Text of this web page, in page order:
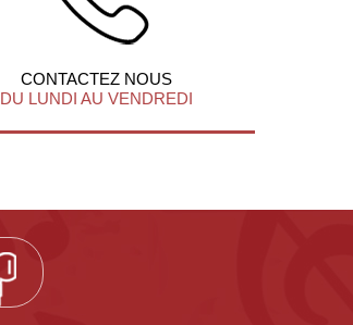
CONTACTEZ NOUS
DU LUNDI AU VENDREDI